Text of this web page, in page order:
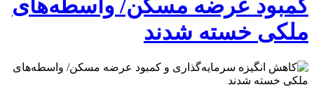
کمبود عرضه مسکن/ واسطه‌های
ملکی خسته شدند